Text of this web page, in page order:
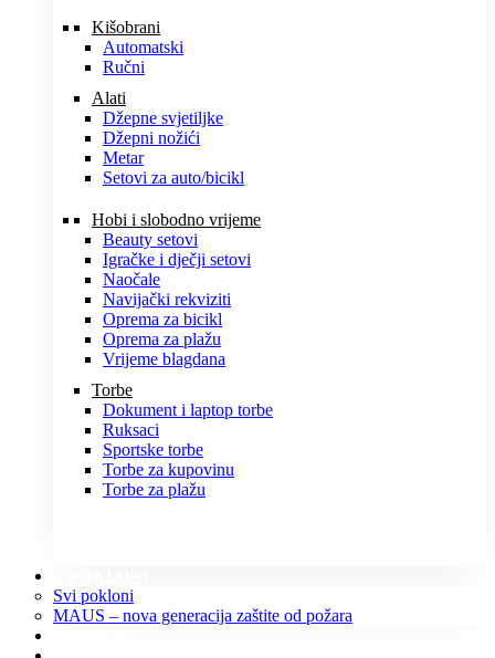
Kišobrani
Automatski
Ručni
Alati
Džepne svjetiljke
Džepni nožići
Metar
Setovi za auto/bicikl
Hobi i slobodno vrijeme
Beauty setovi
Igračke i dječji setovi
Naočale
Navijački rekviziti
Oprema za bicikl
Oprema za plažu
Vrijeme blagdana
Torbe
Dokument i laptop torbe
Ruksaci
Sportske torbe
Torbe za kupovinu
Torbe za plažu
Svi pokloni
MAUS – nova generacija zaštite od požara